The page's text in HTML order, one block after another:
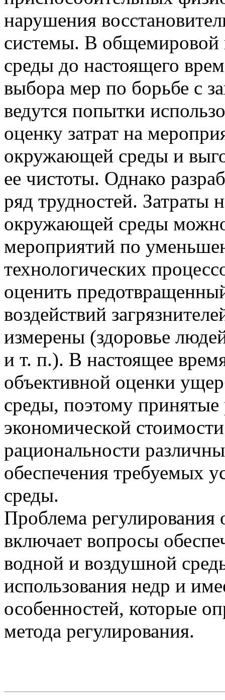
нарушения
системы. В
среды до настоящего
выбора мер по борьбе с
ведутся попытки
оценку затрат на
окружающей среды и
ее чистоты. Однако
ряд трудностей. Затраты
окружающей среды
мероприятий по
технологических
оценить
воздействий
измерены (здоровье
и т. п.). В настоящее
объективной оценки
среды, поэтому
экономической
рациональности
обеспечения требуемых
среды.
Проблема
включает вопросы
водной и воздушной
использования недр и
особенностей, которые
метода регулирования.